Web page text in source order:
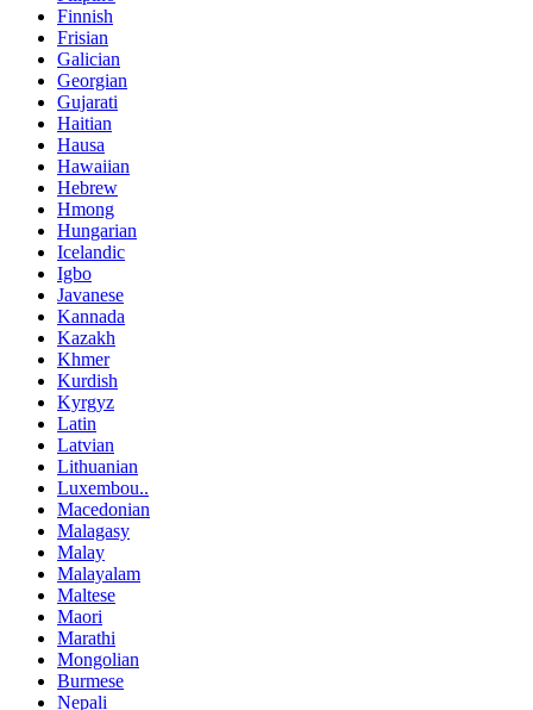
Finnish
Frisian
Galician
Georgian
Gujarati
Haitian
Hausa
Hawaiian
Hebrew
Hmong
Hungarian
Icelandic
Igbo
Javanese
Kannada
Kazakh
Khmer
Kurdish
Kyrgyz
Latin
Latvian
Lithuanian
Luxembou..
Macedonian
Malagasy
Malay
Malayalam
Maltese
Maori
Marathi
Mongolian
Burmese
Nepali